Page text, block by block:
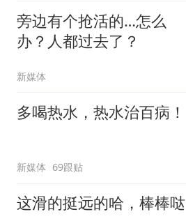
旁边有个抢活的…怎么
办？人都过去了？
新媒体
多喝热水，热水治百病！
新媒体 69跟贴
这滑的挺远的哈，棒棒哒